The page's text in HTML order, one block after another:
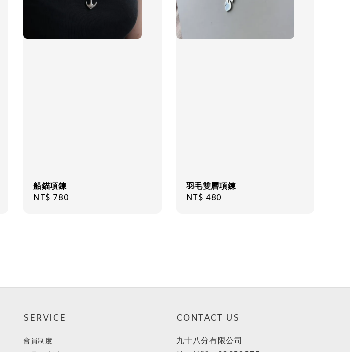
NT$ 98
船錨項鍊
Regular
NT$ 780
羽毛雙層項鍊
Regular
NT$ 480
SERVICE
會員制度
CONTACT US
九十八分有限公司